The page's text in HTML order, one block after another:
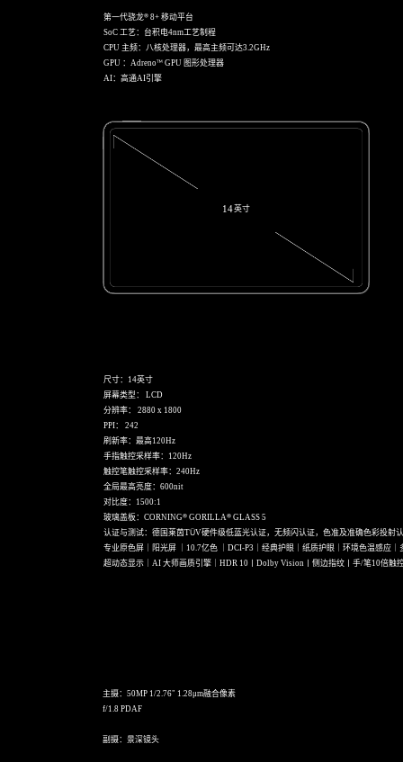
第一代骁龙®8+ 移动平台
SoC 工艺：台积电4nm工艺制程
CPU 主频：八核处理器，最高主频可达3.2GHz
GPU ：Adreno™GPU 图形处理器
AI：高通AI引擎
14英寸
尺寸：14英寸
屏幕类型： LCD
分辨率： 2880 x 1800
PPI： 242
刷新率：最高120Hz
手指触控采样率：120Hz
触控笔触控采样率：240Hz
全局最高亮度：600nit
对比度：1500:1
玻璃盖板：CORNING® GORILLA® GLASS 5
认证与测试：德国莱茵TÜV硬件级低蓝光认证，无频闪认证，色准及准确色彩投射
专业原色屏｜阳光屏 ｜10.7亿色 ｜DCI-P3｜经典护眼｜纸质护眼｜环境色温感应｜
超动态显示｜AI 大师画质引擎｜HDR 10丨Dolby Vision丨侧边指纹丨手/笔10倍触
主摄：50MP 1/2.76" 1.28μm融合像素
f/1.8 PDAF
副摄：景深镜头